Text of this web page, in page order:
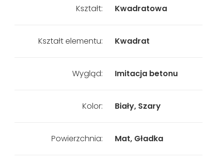
Kształt: Kwadratowa
Kształt elementu: Kwadrat
Wygląd: Imitacja betonu
Kolor: Biały, Szary
Powierzchnia: Mat, Gładka